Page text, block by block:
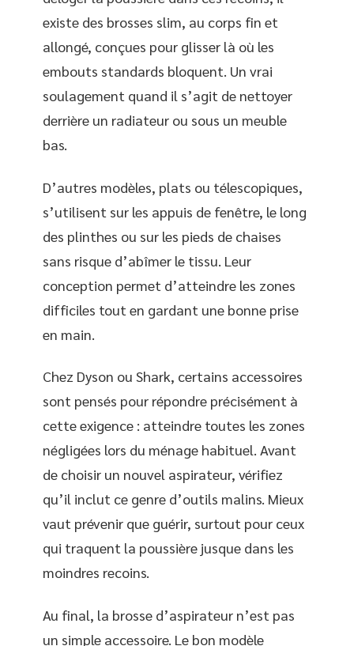
existe des brosses slim, au corps fin et
allongé, conçues pour glisser là où les
embouts standards bloquent. Un vrai
soulagement quand il s’agit de nettoyer
derrière un radiateur ou sous un meuble
bas.
D’autres modèles, plats ou télescopiques,
s’utilisent sur les appuis de fenêtre, le long
des plinthes ou sur les pieds de chaises
sans risque d’abîmer le tissu. Leur
conception permet d’atteindre les zones
difficiles tout en gardant une bonne prise
en main.
Chez Dyson ou Shark, certains accessoires
sont pensés pour répondre précisément à
cette exigence : atteindre toutes les zones
négligées lors du ménage habituel. Avant
de choisir un nouvel aspirateur, vérifiez
qu’il inclut ce genre d’outils malins. Mieux
vaut prévenir que guérir, surtout pour ceux
qui traquent la poussière jusque dans les
moindres recoins.
Au final, la brosse d’aspirateur n’est pas
un simple accessoire. Le bon modèle